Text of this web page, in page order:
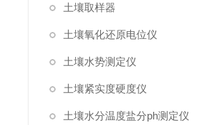
土壤取样器
土壤氧化还原电位仪
土壤水势测定仪
土壤紧实度硬度仪
土壤水分温度盐分ph测定仪